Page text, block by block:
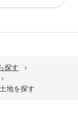
探す
地を探す